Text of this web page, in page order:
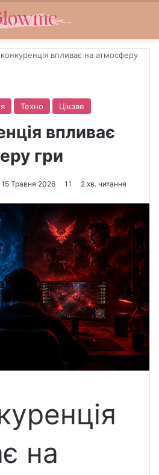
впливає на атмосферу
Техно Цікаве
впливає
гри
15 Травня 2026 11 2 хв. читання
на